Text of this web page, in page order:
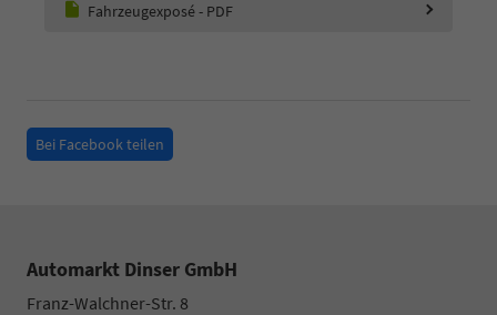
Fahrzeugexposé - PDF
Bei Facebook teilen
Automarkt Dinser GmbH
Franz-Walchner-Str. 8